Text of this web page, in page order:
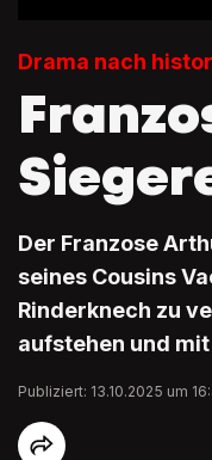
Drama nach
Der Franzose
seines Cousins
Rinderknech zu
aufstehen und
Publiziert: 13.10.2025 um